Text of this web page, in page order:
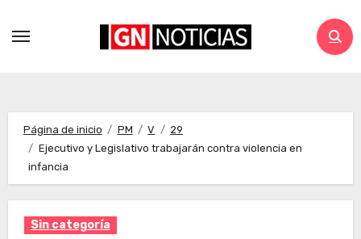
Página de inicio PM V
29
Ejecutivo y Legislativo trabajarán contra violencia en
infancia
Sin categoría